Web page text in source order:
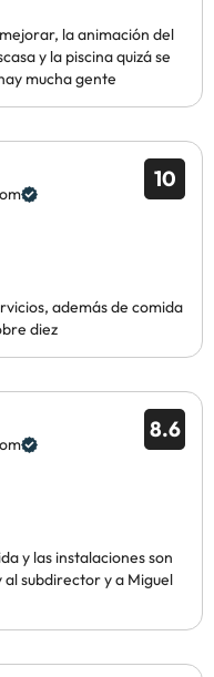
la animación del
y la piscina quizá se
mucha gente
10
además de comida
diez
8.6
y las instalaciones son
subdirector y a Miguel